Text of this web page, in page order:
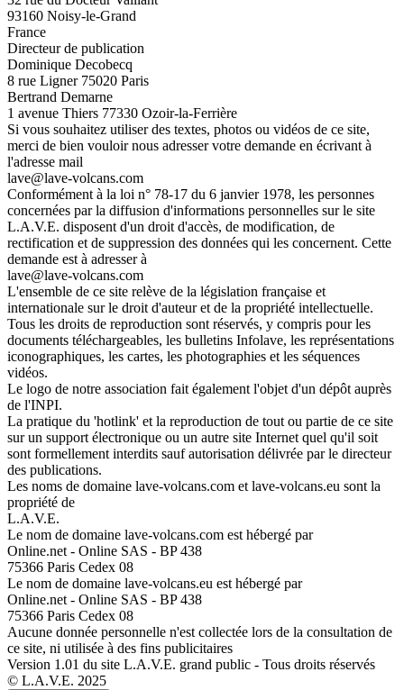
93160 Noisy-le-Grand
France
Directeur de publication
Dominique Decobecq
8 rue Ligner 75020 Paris
Bertrand Demarne
1 avenue Thiers 77330 Ozoir-la-Ferrière
Si vous souhaitez utiliser des textes, photos ou vidéos de ce site,
merci de bien vouloir nous adresser votre demande en écrivant à
l'adresse mail
lave@lave-volcans.com
Conformément à la loi n° 78-17 du 6 janvier 1978, les personnes
concernées par la diffusion d'informations personnelles sur le site
L.A.V.E. disposent d'un droit d'accès, de modification, de
rectification et de suppression des données qui les concernent. Cette
demande est à adresser à
lave@lave-volcans.com
L'ensemble de ce site relève de la législation française et
internationale sur le droit d'auteur et de la propriété intellectuelle.
Tous les droits de reproduction sont réservés, y compris pour les
documents téléchargeables, les bulletins Infolave, les représentations
iconographiques, les cartes, les photographies et les séquences
vidéos.
Le logo de notre association fait également l'objet d'un dépôt auprès
de l'INPI.
La pratique du 'hotlink' et la reproduction de tout ou partie de ce site
sur un support électronique ou un autre site Internet quel qu'il soit
sont formellement interdits sauf autorisation délivrée par le directeur
des publications.
Les noms de domaine lave-volcans.com et lave-volcans.eu sont la
propriété de
L.A.V.E.
Le nom de domaine lave-volcans.com est hébergé par
Online.net - Online SAS - BP 438
75366 Paris Cedex 08
Le nom de domaine lave-volcans.eu est hébergé par
Online.net - Online SAS - BP 438
75366 Paris Cedex 08
Aucune donnée personnelle n'est collectée lors de la consultation de
ce site, ni utilisée à des fins publicitaires
Version 1.01 du site L.A.V.E. grand public - Tous droits réservés
© L.A.V.E. 2025